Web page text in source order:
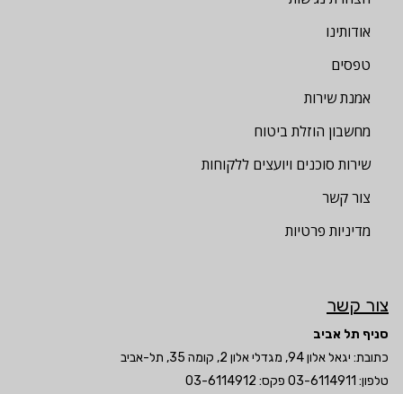
אודותינו
טפסים
אמנת שירות
מחשבון הוזלת ביטוח
שירות סוכנים ויועצים ללקוחות
צור קשר
מדיניות פרטיות
צור קשר
סניף תל אביב
כתובת: יגאל אלון 94, מגדלי אלון 2, קומה 35, תל-אביב
טלפון: 03-6114911 פקס: 03-6114912